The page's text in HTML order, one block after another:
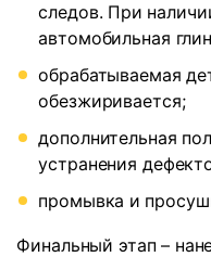
следов. При
автомобильная
обрабатываемая
обезжиривается;
дополнительная
устранения
промывка и
Финальный этап –